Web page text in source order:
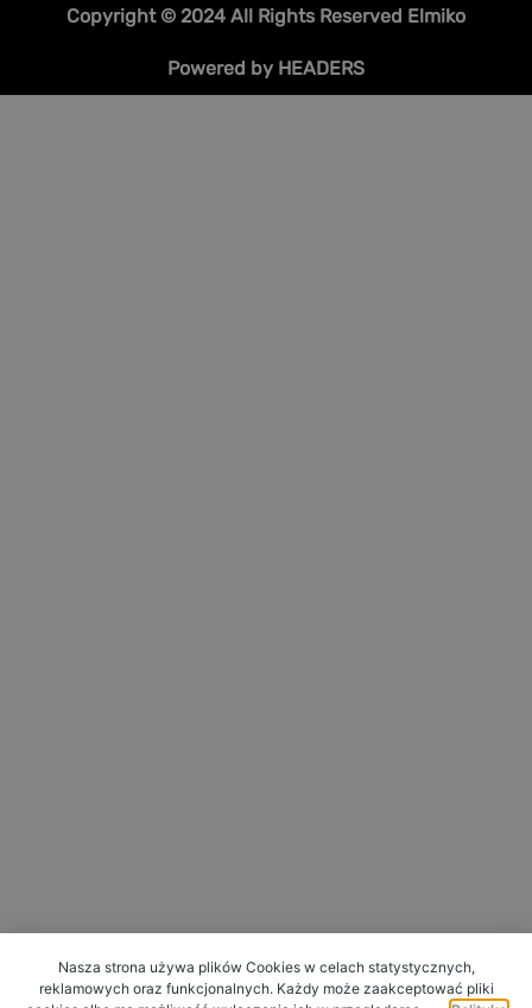
Copyright © 2024 All Rights Reserved Elmiko
Powered by HEADERS
Nasza strona używa plików Cookies w celach statystycznych,
reklamowych oraz funkcjonalnych. Każdy może zaakceptować pliki